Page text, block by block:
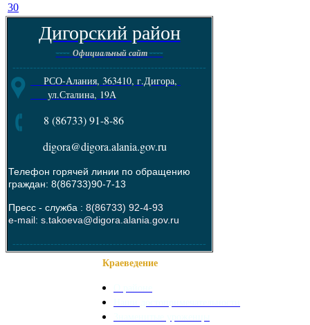
30
Дигорский район
---- Официальный сайт----
--------------------------------------------------------
РСО-Алания, 363410, г.Дигора,
ул.Сталина, 19А
8 (86733) 91-8-86
digora@digora.alania.gov.ru
Телефон горячей линии по обращению
граждан: 8(86733)90-7-13
Пресс - служба : 8(86733) 92-4-93
e-mail: s.takoeva@digora.alania.gov.ru
--------------------------------------------------------
Краеведение